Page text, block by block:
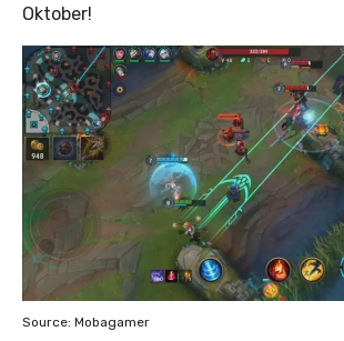
Oktober!
Source: Mobagamer